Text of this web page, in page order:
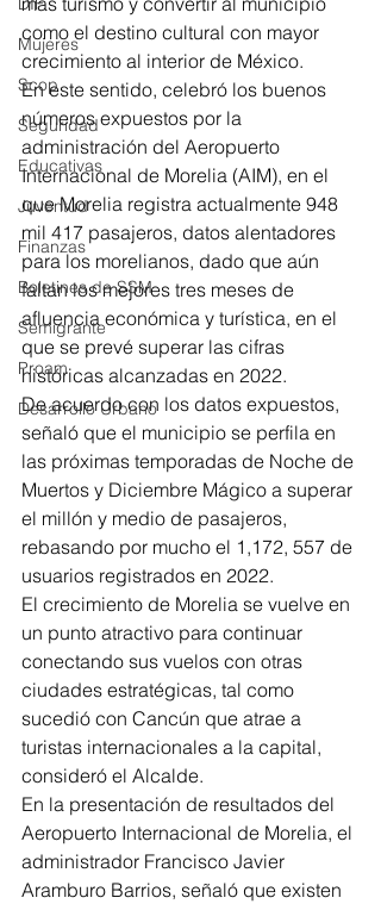
Mujeres
Scop
Seguridad
Educativas
Juventud
Finanzas
Boletines de SSM
Semigrante
Proam
Desarrollo Urbano
como el destino cultural con mayor
crecimiento al interior de México.
En este sentido, celebró los buenos
números expuestos por la
administración del Aeropuerto
Internacional de Morelia (AIM), en el
que Morelia registra actualmente 948
mil 417 pasajeros, datos alentadores
para los morelianos, dado que aún
faltan los mejores tres meses de
afluencia económica y turística, en el
que se prevé superar las cifras
históricas alcanzadas en 2022.
De acuerdo con los datos expuestos,
señaló que el municipio se perfila en
las próximas temporadas de Noche de
Muertos y Diciembre Mágico a superar
el millón y medio de pasajeros,
rebasando por mucho el 1,172, 557 de
usuarios registrados en 2022.
El crecimiento de Morelia se vuelve en
un punto atractivo para continuar
conectando sus vuelos con otras
ciudades estratégicas, tal como
sucedió con Cancún que atrae a
turistas internacionales a la capital,
consideró el Alcalde.
En la presentación de resultados del
Aeropuerto Internacional de Morelia, el
administrador Francisco Javier
Aramburo Barrios, señaló que existen